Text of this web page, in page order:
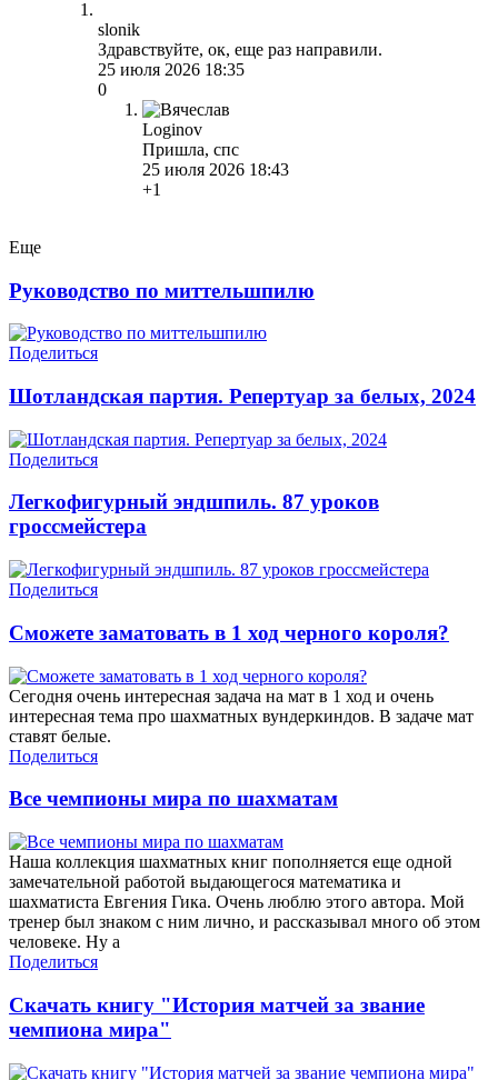
slonik
Здравствуйте, ок, еще раз направили.
25 июля 2026 18:35
0
Loginov
Пришла, спс
25 июля 2026 18:43
+1
Еще
Руководство по миттельшпилю
Поделиться
Шотландская партия. Репертуар за белых, 2024
Поделиться
Легкофигурный эндшпиль. 87 уроков
гроссмейстера
Поделиться
Сможете заматовать в 1 ход черного короля?
Сегодня очень интересная задача на мат в 1 ход и очень
интересная тема про шахматных вундеркиндов. В задаче мат
ставят белые.
Поделиться
Все чемпионы мира по шахматам
Наша коллекция шахматных книг пополняется еще одной
замечательной работой выдающегося математика и
шахматиста Евгения Гика. Очень люблю этого автора. Мой
тренер был знаком с ним лично, и рассказывал много об этом
человеке. Ну а
Поделиться
Скачать книгу "История матчей за звание
чемпиона мира"